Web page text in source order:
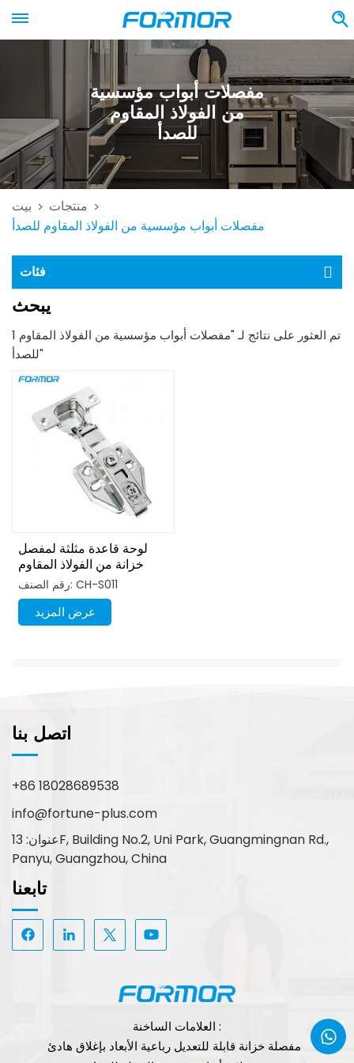
مفصلات أبواب مؤسسية
من الفولاذ المقاوم
للصدأ
بيت > منتجات >
مفصلات أبواب مؤسسية من الفولاذ المقاوم للصدأ
فئات
يبحث
1 تم العثور على نتائج لـ "مفصلات أبواب مؤسسية من الفولاذ المقاوم
للصدأ"
لوحة قاعدة مثلثة لمفصل
خزانة من الفولاذ المقاوم
للصدأ من الدرجة 201
رقم الصنف: CH-S011
عرض المزيد
اتصل بنا
+86 18028689538
info@fortune-plus.com
عنوان: 13F, Building No.2, Uni Park, Guangmingnan Rd.,
Panyu, Guangzhou, China
تابعنا
العلامات الساخنة :
مفصلة خزانة قابلة للتعديل رباعية الأبعاد بإغلاق هادئ